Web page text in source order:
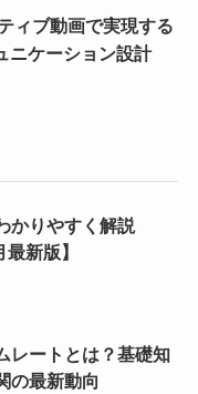
ィブ動画で実現する
ニケーション設計
かりやすく解説
最新版】
レートとは？基礎知
の最新動向